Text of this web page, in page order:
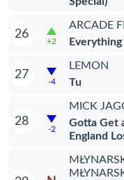
26
+2
ARCADE
27
-4
LEMON
Tu
28
-2
MICK
Gotta Get
England